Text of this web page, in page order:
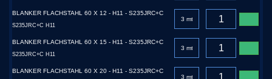
BLANKER FLACHSTAHL 60 X 12 - H11 - S235JRC+C
S235JRC+C H11
BLANKER FLACHSTAHL 60 X 15 - H11 - S235JRC+C
S235JRC+C H11
BLANKER FLACHSTAHL 60 X 20 - H11 - S235JRC+C